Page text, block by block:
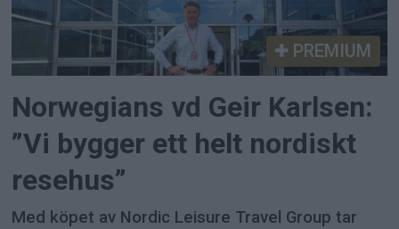
PREMIUM
Norwegians vd Geir Karlsen:
”Vi bygger ett helt nordiskt
resehus”
Med köpet av Nordic Leisure Travel Group tar